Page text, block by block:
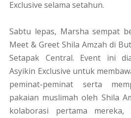
Exclusive selama setahun.
Sabtu lepas, Marsha sempat
Meet & Greet Shila Amzah di
Setapak Central. Event ini
Asyikin Exclusive untuk
peminat-peminat serta
pakaian muslimah oleh Shila
kolaborasi pertama